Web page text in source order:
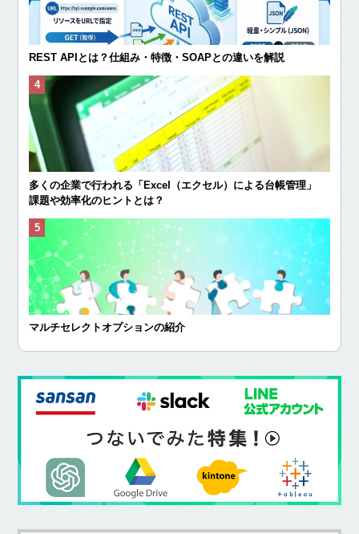
REST APIとは？仕組み・特徴・SOAPとの違いを解説
多くの企業で行われる「Excel（エクセル）による台帳管理」
課題や効率化のヒントとは？
マルチセレクトオプションの紹介